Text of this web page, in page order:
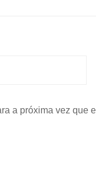
a próxima vez que